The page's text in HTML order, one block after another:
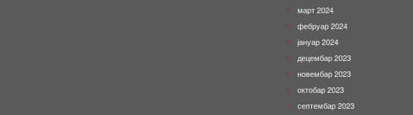
март 2024
фебруар 2024
јануар 2024
децембар 2023
новембар 2023
октобар 2023
септембар 2023